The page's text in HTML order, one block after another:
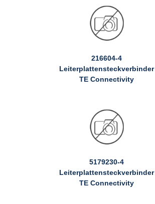
216604-4
Leiterplattensteckverbinder
TE Connectivity
5179230-4
Leiterplattensteckverbinder
TE Connectivity